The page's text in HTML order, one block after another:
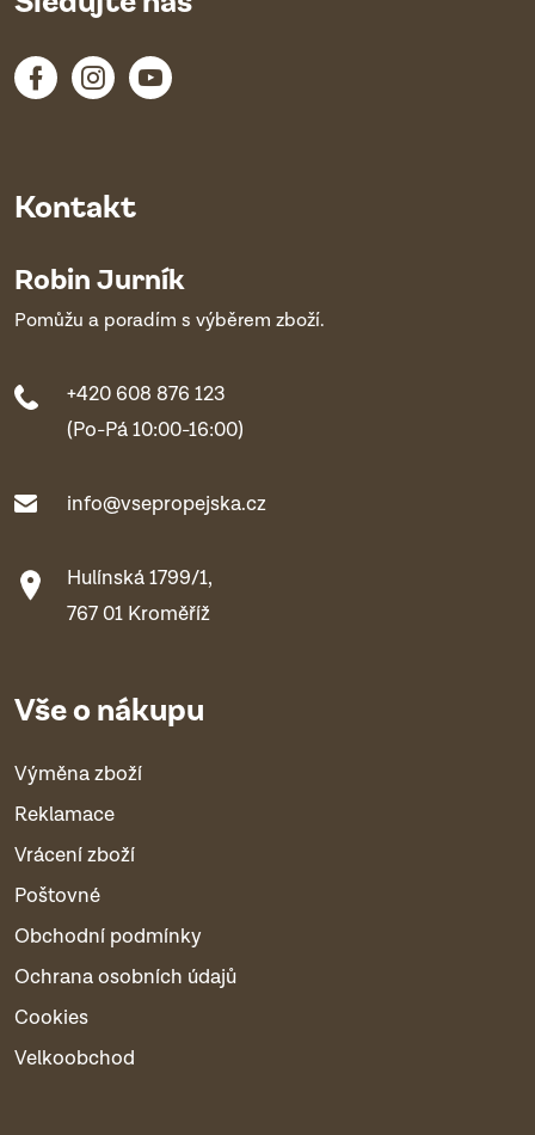
Kontakt
Robin Jurník
Pomůžu a poradím s výběrem zboží.
+420 608 876 123
(Po-Pá 10:00-16:00)
info@vsepropejska.cz
Hulínská 1799/1,
767 01 Kroměříž
Vše o nákupu
Výměna zboží
Reklamace
Vrácení zboží
Poštovné
Obchodní podmínky
Ochrana osobních údajů
Cookies
Velkoobchod